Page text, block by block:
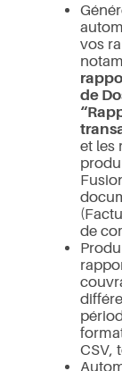
vos
de
et les
de
CSV,